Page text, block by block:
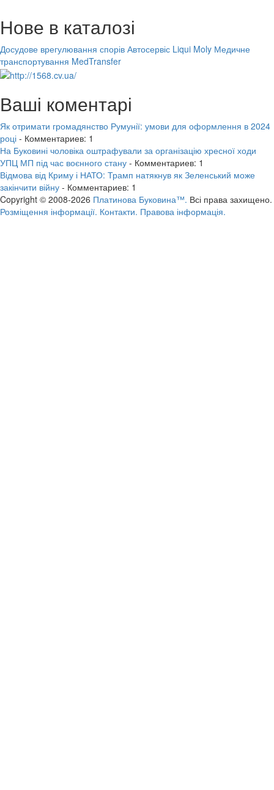
Нове в каталозі
Досудове врегулювання спорів Автосервіс Liqui Moly Медичне
транспортування MedTransfer
Ваші коментарі
Як отримати громадянство Румунії: умови для оформлення в 2024
році - Комментариев: 1
На Буковині чоловіка оштрафували за організацію хресної ходи
УПЦ МП під час воєнного стану - Комментариев: 1
Відмова від Криму і НАТО: Трамп натякнув як Зеленський може
закінчити війну - Комментариев: 1
Copyright © 2008-2026 Платинова Буковина™. Всі права захищено.
Розміщення інформації. Контакти. Правова інформація.